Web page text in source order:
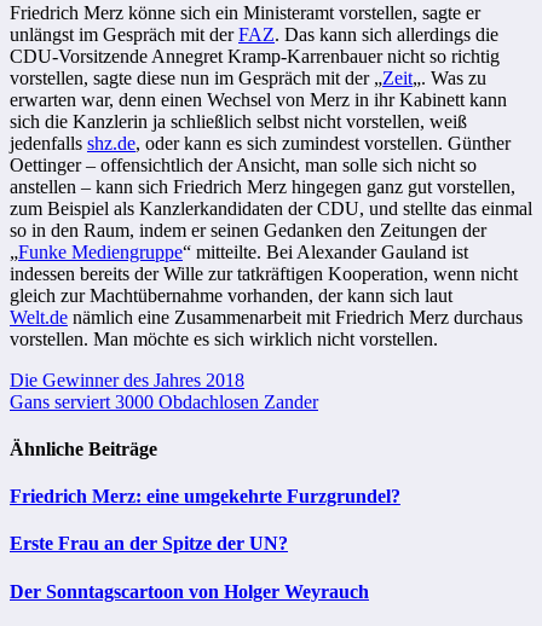
Friedrich Merz könne sich ein Ministeramt vorstellen, sagte er
unlängst im Gespräch mit derFAZ. Das kann sich allerdings die
CDU-Vorsitzende Annegret Kramp-Karrenbauer nicht so richtig
vorstellen, sagte diese nun im Gespräch mit der „Zeit„. Was zu
erwarten war, denn einen Wechsel von Merz in ihr Kabinett kann
sich die Kanzlerin ja schließlich selbst nicht vorstellen, weiß
jedenfalls shz.de, oder kann es sich zumindest vorstellen. Günther
Oettinger – offensichtlich der Ansicht, man solle sich nicht so
anstellen – kann sich Friedrich Merz hingegen ganz gut vorstellen,
zum Beispiel als Kanzlerkandidaten der CDU, und stellte das einmal
so in den Raum, indem er seinen Gedanken den Zeitungen der
„Funke Mediengruppe“ mitteilte. Bei Alexander Gauland ist
indessen bereits der Wille zur tatkräftigen Kooperation, wenn nicht
gleich zur Machtübernahme vorhanden, der kann sich laut
Welt.de nämlich eine Zusammenarbeit mit Friedrich Merz durchaus
vorstellen. Man möchte es sich wirklich nicht vorstellen.
Beitragsnavigation
Die Gewinner des Jahres 2018
Gans serviert 3000 Obdachlosen Zander
Ähnliche Beiträge
Friedrich Merz: eine umgekehrte Furzgrundel?
Erste Frau an der Spitze der UN?
Der Sonntagscartoon von Holger Weyrauch